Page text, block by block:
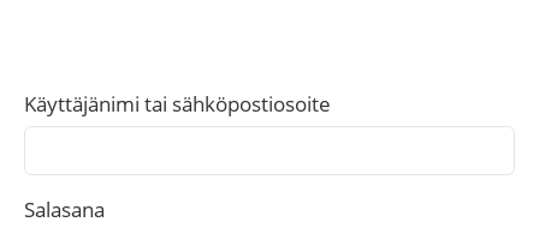
Käyttäjänimi tai sähköpostiosoite
Salasana